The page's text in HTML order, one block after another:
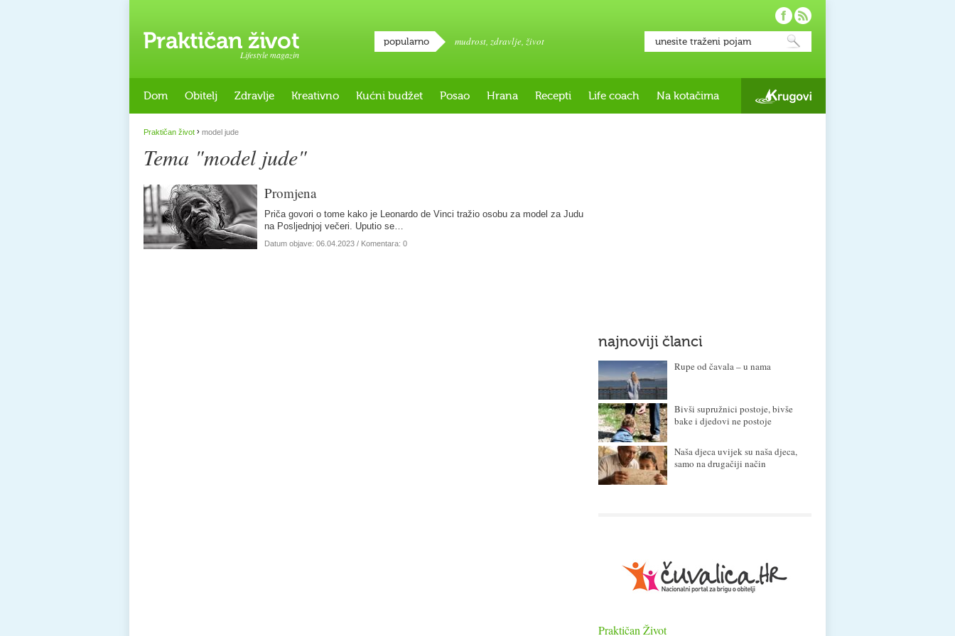
Lifestyle magazin
popularno mudrost, zdravlje, život
Dom Obitelj Zdravlje Kreativno Kućni budžet Posao Hrana Recepti Life coach Na kotačima
Praktičan život › model jude
Tema "model jude"
Promjena
Priča govori o tome kako je Leonardo de Vinci tražio osobu za model za Judu
na Posljednjoj večeri. Uputio se…
Datum objave: 06.04.2023 / Komentara: 0
najnoviji članci
Rupe od čavala – u nama
Bivši supružnici postoje, bivše
bake i djedovi ne postoje
Naša djeca uvijek su naša djeca,
samo na drugačiji način
Praktičan Život